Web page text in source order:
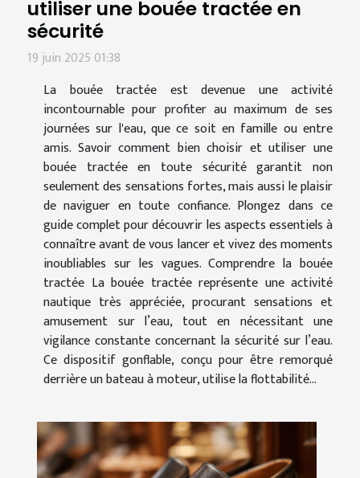
utiliser une bouée tractée en
sécurité
19 juin 2025 01:38
La bouée tractée est devenue une activité
incontournable pour profiter au maximum de ses
journées sur l'eau, que ce soit en famille ou entre
amis. Savoir comment bien choisir et utiliser une
bouée tractée en toute sécurité garantit non
seulement des sensations fortes, mais aussi le plaisir
de naviguer en toute confiance. Plongez dans ce
guide complet pour découvrir les aspects essentiels à
connaître avant de vous lancer et vivez des moments
inoubliables sur les vagues. Comprendre la bouée
tractée La bouée tractée représente une activité
nautique très appréciée, procurant sensations et
amusement sur l’eau, tout en nécessitant une
vigilance constante concernant la sécurité sur l’eau.
Ce dispositif gonflable, conçu pour être remorqué
derrière un bateau à moteur, utilise la flottabilité...